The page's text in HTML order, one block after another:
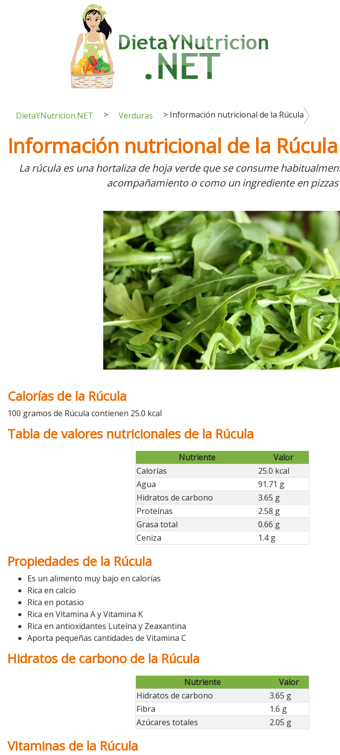
DietaYNutricion.NET > Verduras > Información nutricional de la Rúcula
Información nutricional de la Rúcula
La rúcula es una hortaliza de hoja verde que se consume
acompañamiento o como un ingrediente en pizzas
Calorías de la Rúcula
100 gramos de Rúcula contienen 25.0 kcal
Tabla de valores nutricionales de la Rúcula
Nutriente
Valor
Calorías
25.0 kcal
Agua
91.71 g
Hidratos de carbono
3.65 g
Proteínas
2.58 g
Grasa total
0.66 g
Ceniza
1.4 g
Propiedades de la Rúcula
Es un alimento muy bajo en calorías
Rica en calcio
Rica en potasio
Rica en Vitamina A y Vitamina K
Rica en antioxidantes Luteína y Zeaxantina
Aporta pequeñas cantidades de Vitamina C
Hidratos de carbono de la Rúcula
Nutriente
Valor
Hidratos de carbono
3.65 g
Fibra
1.6 g
Azúcares totales
2.05 g
Vitaminas de la Rúcula